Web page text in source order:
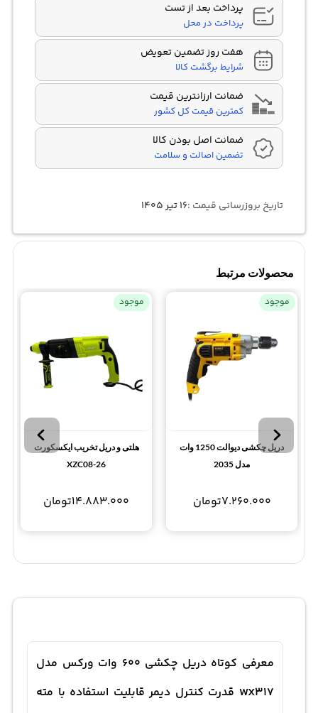
پرداخت بعد از تست
پرداخت در محل
هفت روز تضمین تعویض
شرایط برگشت کالا
ضمانت ارزانترین قیمت
کمترین قیمت کل کشور
ضمانت اصل بودن کالا
تضمین اصالت و سلامت
تاریخ بروزرسانی قیمت :۱۶ تیر ۱۴۰۵
محصولات مرتبط
موجود
دریل چکشی دیوالت 1250 وات
مدل 2035
7.260.000تومان
موجود
هلتی و دریل تخریب ایکسکورت
XZC08-26
14.883.000تومان
معرفی کوتاه دریل چکشی 600 وات ورکس مدل
WX317 قدرت کنترل دیمر قابلیت استفاده با مته‌